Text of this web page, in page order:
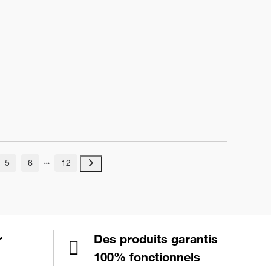
5 6 12
Des produits garantis
100% fonctionnels